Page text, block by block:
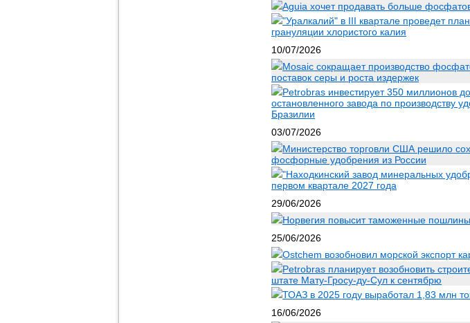
Aguia хочет продавать больше
"Уралкалий" в III квартале проведет
грануляции хлористого калия
10/07/2026
Mosaic сокращает производство
поставок серы и роста издержек
Petrobras инвестирует 350 миллионов
остановленного завода по производству
Бразилии
03/07/2026
Министерство торговли США решило
фосфорные удобрения из России
"Находкинский завод минеральных
первом квартале 2027 года
29/06/2026
Норвегия повысит таможенные
25/06/2026
Ostchem возобновил морской экспорт
Petrobras планирует возобновить
штате Мату-Гросу-ду-Сул к сентябрю
ТОАЗ в 2025 году выработал 1,83 млн
16/06/2026